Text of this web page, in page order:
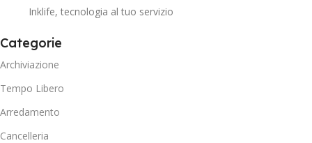
Inklife, tecnologia al tuo servizio
Categorie
Archiviazione
Tempo Libero
Arredamento
Cancelleria